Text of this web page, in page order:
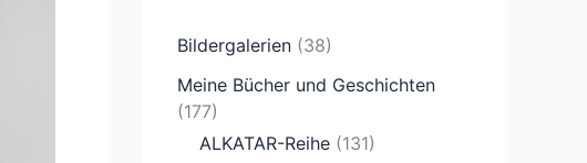
Bildergalerien (38)
Meine Bücher und Geschichten
(177)
ALKATAR-Reihe (131)